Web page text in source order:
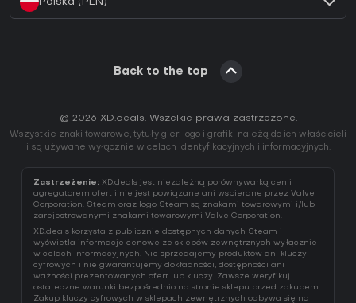
Polska (PLN)
Back to the top
© 2026 XD.deals. Wszelkie prawa zastrzeżone.
Wszystkie znaki towarowe, tytuły gier, logo i grafiki należą do ich właścicieli
i są używane wyłącznie w celach identyfikacyjnych i informacyjnych.
Zastrzeżenie: XD.deals jest niezależną porównywarką cen i
agregatorem ofert i nie jest powiązane ani wspierane przez Valve
Corporation. Steam oraz logo Steam są znakami towarowymi i/lub
zarejestrowanymi znakami towarowymi Valve Corporation.
XD.deals korzysta z publicznie dostępnych danych Steam i
wyświetla informacje cenowe ze sklepów zewnętrznych wyłącznie
w celach informacyjnych. Nie sprzedajemy produktów ani kluczy
cyfrowych i nie gwarantujemy dokładności, dostępności ani
ważności prezentowanych ofert lub kluczy. Zawsze weryfikuj
ostateczne warunki bezpośrednio na stronie sklepu przed zakupem.
Zakup kluczy cyfrowych w sklepach zewnętrznych odbywa się na